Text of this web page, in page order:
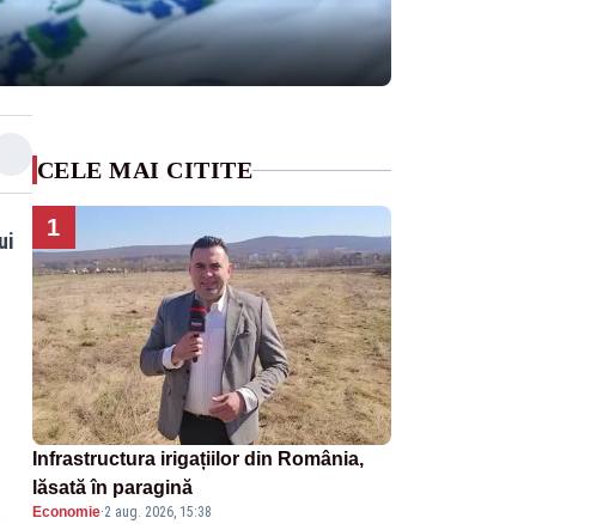
CELE MAI CITITE
1
Infrastructura irigațiilor din România,
lăsată în paragină
Economie·2 aug. 2026, 15:38